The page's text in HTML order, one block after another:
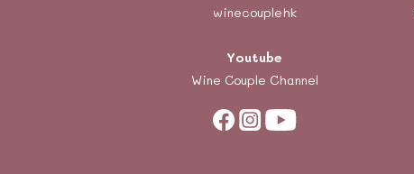
winecouplehk
Youtube
Wine Couple Channel